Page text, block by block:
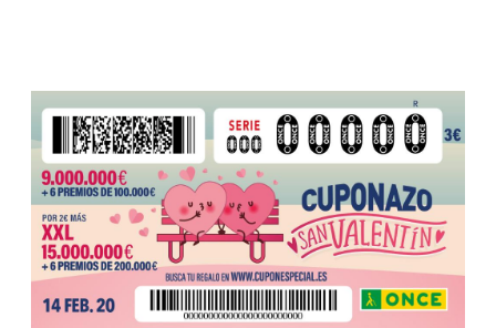
ONCE en Galicia y Asturias. Se aprovechó el
evento para homenajear a las tres mediadoras
con más antigüedad en Galicia, Vanesa, Verónica
y Araceli.